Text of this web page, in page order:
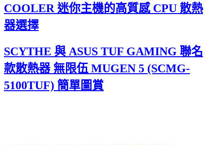
COOLER 迷你主機的高質感 CPU 散熱
器選擇
SCYTHE 與 ASUS TUF GAMING 聯名
款散熱器 無限伍 MUGEN 5 (SCMG-
5100TUF) 簡單圖賞